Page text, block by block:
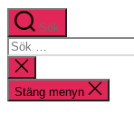
Sök
Sök
efter:
Stäng
sökningen
Stäng menyn